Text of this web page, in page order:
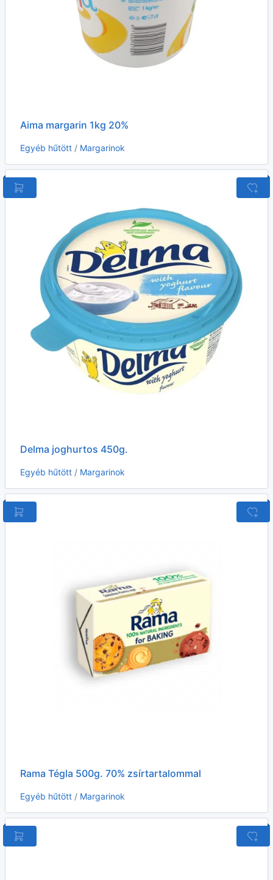
Aima margarin 1kg 20%
Egyéb hűtött / Margarinok
Delma joghurtos 450g.
Egyéb hűtött / Margarinok
Rama Tégla 500g. 70% zsírtartalommal
Egyéb hűtött / Margarinok